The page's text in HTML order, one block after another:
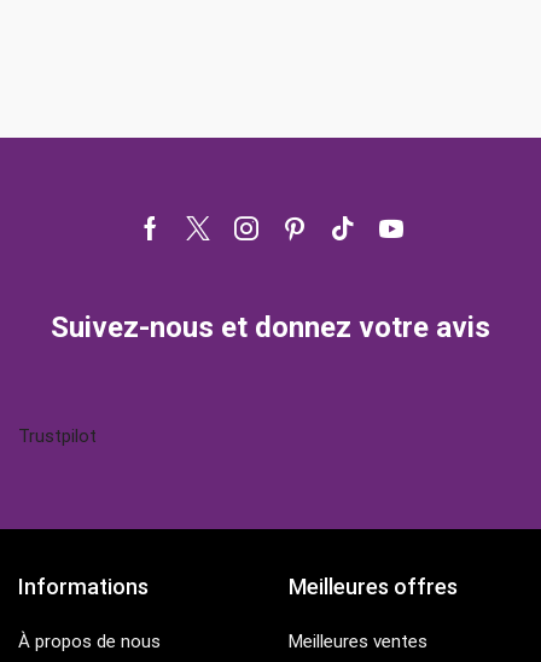
Facebook
TwitterInstagram
Pinterest
Tik- Youtube
Suivez-nous et donnez votre avis
Trustpilot
Informations
À propos de nous
Meilleures offres
Meilleures ventes